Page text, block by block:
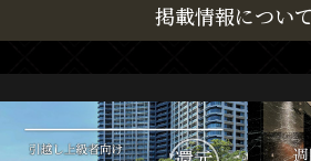
掲載情報について